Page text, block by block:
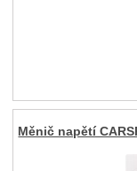
Měnič napětí